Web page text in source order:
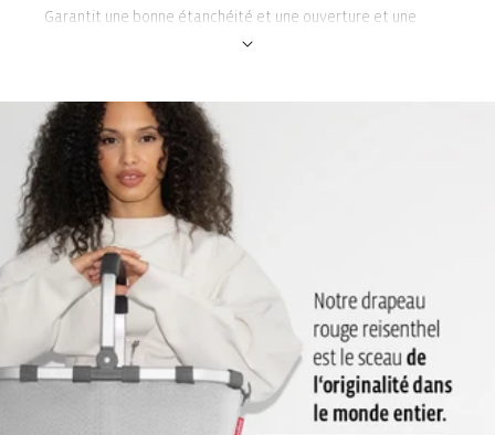
Garantit une bonne étanchéité et une ouverture et une
partout